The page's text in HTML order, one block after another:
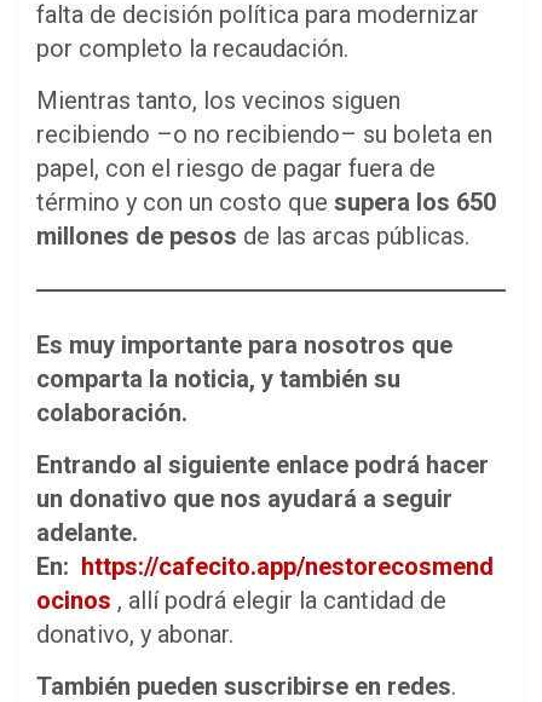
falta de decisión política para modernizar
por completo la recaudación.
Mientras tanto, los vecinos siguen
recibiendo –o no recibiendo– su boleta en
papel, con el riesgo de pagar fuera de
término y con un costo que supera los 650
millones de pesos de las arcas públicas.
Es muy importante para nosotros que
comparta la noticia, y también su
colaboración.
Entrando al siguiente enlace podrá hacer
un donativo que nos ayudará a seguir
adelante.
En: https://cafecito.app/nestorecosmend
ocinos , allí podrá elegir la cantidad de
donativo, y abonar.
También pueden suscribirse en redes.